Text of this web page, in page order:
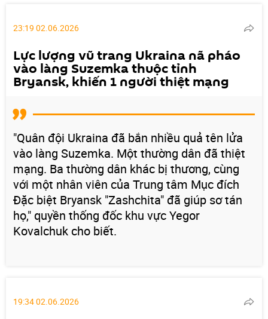
23:19 02.06.2026
Lực lượng vũ trang Ukraina nã pháo
vào làng Suzemka thuộc tỉnh
Bryansk, khiến 1 người thiệt mạng
"Quân đội Ukraina đã bắn nhiều quả tên lửa
vào làng Suzemka. Một thường dân đã thiệt
mạng. Ba thường dân khác bị thương, cùng
với một nhân viên của Trung tâm Mục đích
Đặc biệt Bryansk "Zashchita" đã giúp sơ tán
họ," quyền thống đốc khu vực Yegor
Kovalchuk cho biết.
19:34 02.06.2026